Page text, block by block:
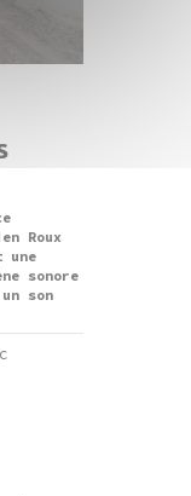
Roux
une
sonore
son